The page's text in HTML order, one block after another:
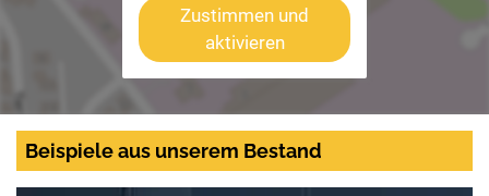
Zustimmen und
aktivieren
Beispiele aus unserem Bestand